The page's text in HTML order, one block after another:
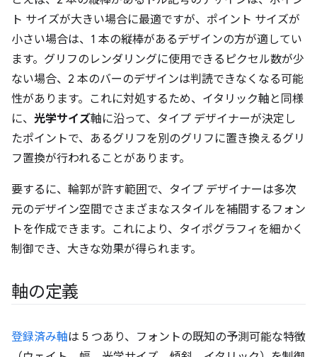
ト サイズが大きい場合に最適ですが、ポイント サイズが
小さい場合は、1 本の縦棒があるデザインの方が適してい
ます。グリフのレンダリングに使用できるピクセル数が少
ない場合、2 本のバーのデザインは判読できなくなる可能
性があります。これに対処するため、イタリック軸と同様
に、 光学サイズ軸に沿って、タイプ デザイナーが決定し
たポイントで、あるグリフを別のグリフに置き換えるグリ
フ置換が行われることがあります。
要するに、輪郭が許す範囲で、タイプ デザイナーは多次
元のデザイン空間でさまざまなスタイルを補間するフォン
トを作成できます。これにより、タイポグラフィを細かく
制御でき、大きな効果が得られます。
軸の定義
登録済み軸は 5 つあり、フォントの既知の予測可能な特徴